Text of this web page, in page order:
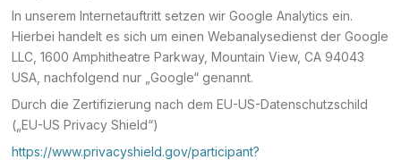
In unserem Internetauftritt setzen wir Google Analytics ein.
Hierbei handelt es sich um einen Webanalysedienst der Google
LLC, 1600 Amphitheatre Parkway, Mountain View, CA 94043
USA, nachfolgend nur „Google“ genannt.
Durch die Zertifizierung nach dem EU-US-Datenschutzschild
(„EU-US Privacy Shield“)
https://www.privacyshield.gov/participant?